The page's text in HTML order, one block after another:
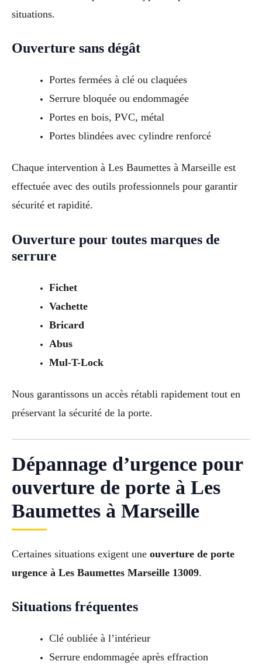
situations.
Ouverture sans dégât
Portes fermées à clé ou claquées
Serrure bloquée ou endommagée
Portes en bois, PVC, métal
Portes blindées avec cylindre renforcé
Chaque intervention à Les Baumettes à Marseille est
effectuée avec des outils professionnels pour garantir
sécurité et rapidité.
Ouverture pour toutes marques de
serrure
Fichet
Vachette
Bricard
Abus
Mul-T-Lock
Nous garantissons un accès rétabli rapidement tout en
préservant la sécurité de la porte.
Dépannage d’urgence pour
ouverture de porte à Les
Baumettes à Marseille
Certaines situations exigent une ouverture de porte
urgence à Les Baumettes Marseille 13009.
Situations fréquentes
Clé oubliée à l’intérieur
Serrure endommagée après effraction